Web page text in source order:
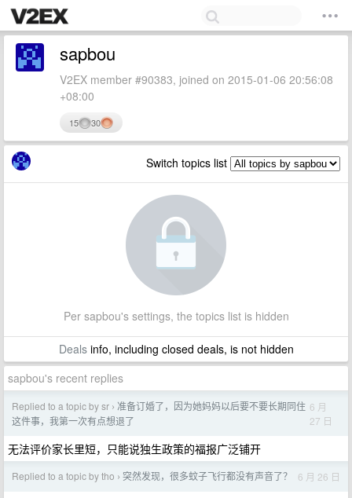
sapbou
V2EX member #90383, joined on 2015-01-06 20:56:08
+08:00
15 30
Switch topics list
Per sapbou's settings, the topics list is hidden
Dealsinfo, including closed deals, is not hidden
sapbou's recent replies
Replied to a topic by sr › 准备订婚了，因为她妈妈以后要不要长期同住
这件事，我第一次有点想退了
6 月
27 日
无法评价家长里短，只能说独生政策的福报广泛铺开
Replied to a topic by tho › 突然发现，很多蚊子飞行都没有声音了？ 6 月 26 日